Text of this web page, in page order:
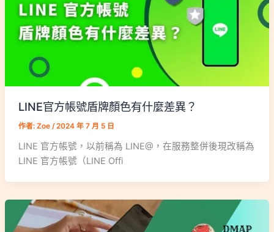
LINE官方帳號盾牌顏色有什麼差異？
作者: Zoe /2024 年 7 月 5 日
LINE 官方帳號，以前稱為 LINE@，在服務整併後現改稱為
LINE 官方帳號（LINE Offi